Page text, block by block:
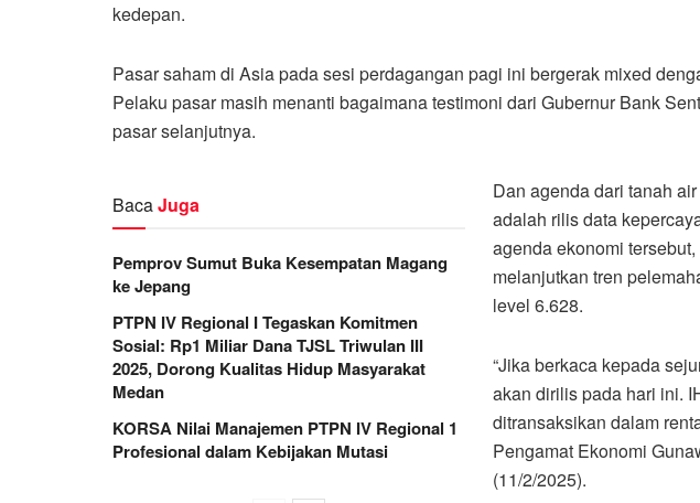
kedepan.
Pasar saham di Asia pada sesi perdagangan pagi ini bergerak mixed
Pelaku pasar masih menanti bagaimana testimoni dari Gubernur Bank
pasar selanjutnya.
BacaJuga
Pemprov Sumut Buka Kesempatan Magang
ke Jepang
PTPN IV Regional I Tegaskan Komitmen
Sosial: Rp1 Miliar Dana TJSL Triwulan III
2025, Dorong Kualitas Hidup Masyarakat
Medan
KORSA Nilai Manajemen PTPN IV Regional 1
Profesional dalam Kebijakan Mutasi
Dan agenda dari tanah
adalah rilis data
agenda ekonomi
melanjutkan tren
level 6.628.
“Jika berkaca kepada
akan dirilis pada hari ini.
ditransaksikan dalam
Pengamat Ekonomi
(11/2/2025).